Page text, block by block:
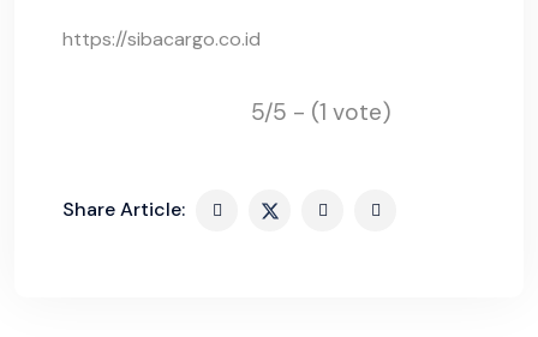
https://sibacargo.co.id
5/5 - (1 vote)
Share Article: